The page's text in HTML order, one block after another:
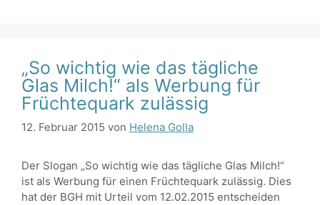
„So wichtig wie das tägliche
Glas Milch!“ als Werbung für
Früchtequark zulässig
12. Februar 2015 von Helena Golla
Der Slogan „So wichtig wie das tägliche Glas Milch!“
ist als Werbung für einen Früchtequark zulässig. Dies
hat der BGH mit Urteil vom 12.02.2015 entscheiden